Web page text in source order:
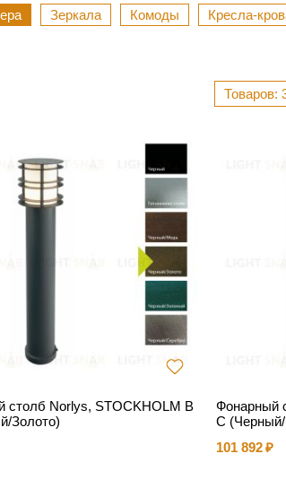
Зеркала Комоды Кресла-
столб Norlys, STOCKHOLM B
Золото)
Фонарный
C
101 892